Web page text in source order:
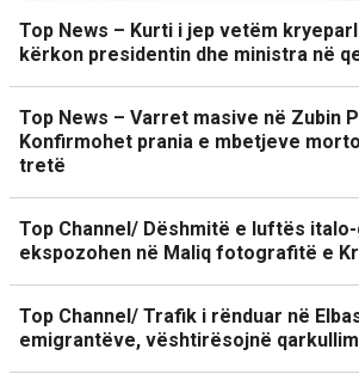
Top News – Kurti i jep vetëm
kërkon presidentin dhe ministra në
Top News – Varret masive në Zubin
Konfirmohet prania e mbetjeve
tretë
Top Channel/ Dëshmitë e luftës
ekspozohen në Maliq fotografitë e
Top Channel/ Trafik i rënduar në
emigrantëve, vështirësojnë